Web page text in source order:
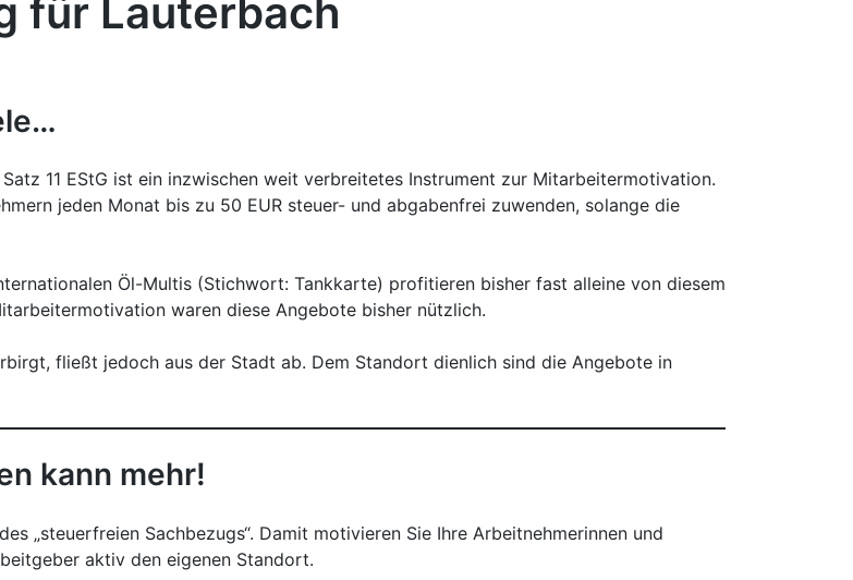
für Lauterbach
11 EStG ist ein inzwischen weit verbreitetes Instrument zur Mitarbeitermotivation.
jeden Monat bis zu 50 EUR steuer- und abgabenfrei zuwenden, solange die
Öl-Multis (Stichwort: Tankkarte) profitieren bisher fast alleine von diesem
waren diese Angebote bisher nützlich.
fließt jedoch aus der Stadt ab. Dem Standort dienlich sind die Angebote in
kann mehr!
„steuerfreien Sachbezugs“. Damit motivieren Sie Ihre Arbeitnehmerinnen und
aktiv den eigenen Standort.